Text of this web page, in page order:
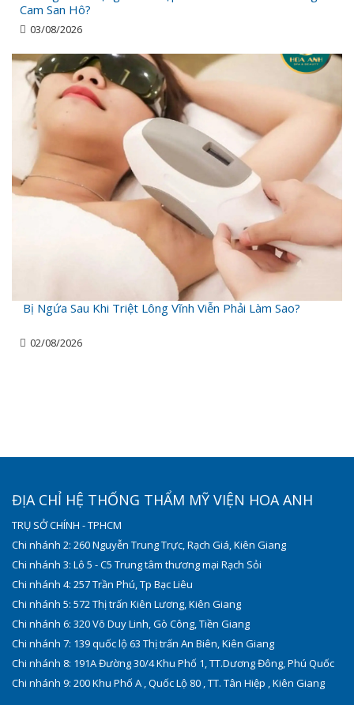
Cam San Hô?
03/08/2026
Bị Ngứa Sau Khi Triệt Lông Vĩnh Viễn Phải Làm Sao?
02/08/2026
ĐỊA CHỈ HỆ THỐNG THẨM MỸ VIỆN HOA ANH
TRỤ SỞ CHÍNH - TPHCM
Chi nhánh 2: 260 Nguyễn Trung Trực, Rạch Giá, Kiên Giang
Chi nhánh 3: Lô 5 - C5 Trung tâm thương mại Rạch Sỏi
Chi nhánh 4: 257 Trần Phú, Tp Bạc Liêu
Chi nhánh 5: 572 Thị trấn Kiên Lương, Kiên Giang
Chi nhánh 6: 320 Võ Duy Linh, Gò Công, Tiền Giang
Chi nhánh 7: 139 quốc lộ 63 Thị trấn An Biên, Kiên Giang
Chi nhánh 8: 191A Đường 30/4 Khu Phố 1, TT.Dương Đông, Phú Quốc
Chi nhánh 9: 200 Khu Phố A , Quốc Lộ 80 , TT. Tân Hiệp , Kiên Giang